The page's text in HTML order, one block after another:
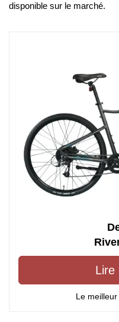
disponible sur le marché.
Lire
Le